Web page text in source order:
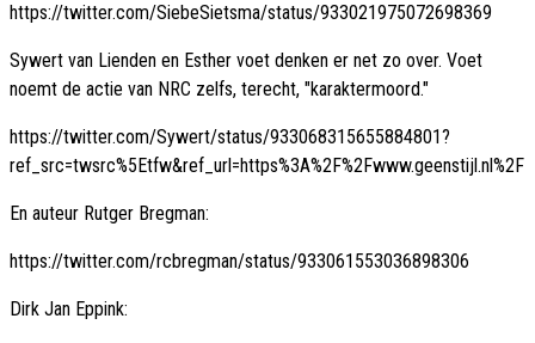
https://twitter.com/SiebeSietsma/status/933021975072698369
Sywert van Lienden en Esther voet denken er net zo over. Voet
noemt de actie van NRC zelfs, terecht, "karaktermoord."
https://twitter.com/Sywert/status/933068315655884801?
ref_src=twsrc%5Etfw&ref_url=https%3A%2F%2Fwww.geenstijl.nl%2F
En auteur Rutger Bregman:
https://twitter.com/rcbregman/status/933061553036898306
Dirk Jan Eppink: